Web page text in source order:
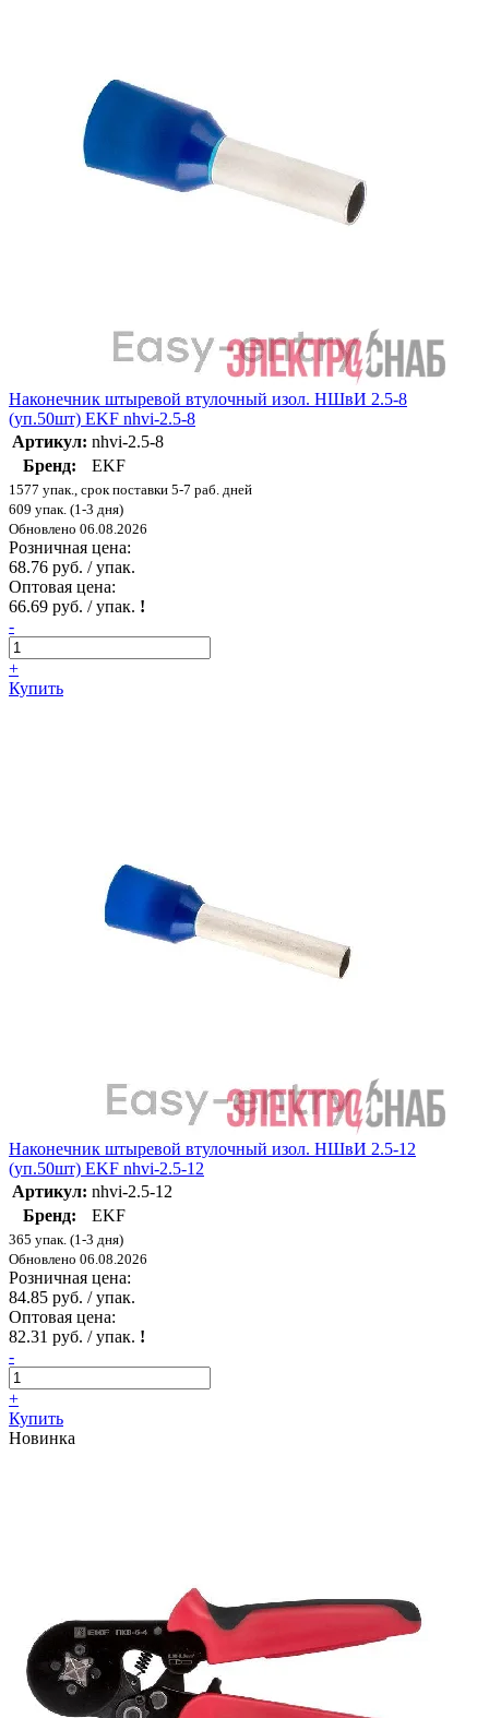
Наконечник штыревой втулочный изол. НШвИ 2.5-8
(уп.50шт) EKF nhvi-2.5-8
Артикул: nhvi-2.5-8
Бренд:
EKF
1577 упак., срок поставки 5-7 раб. дней
609 упак. (1-3 дня)
Обновлено 06.08.2026
Розничная цена:
68.76 руб. / упак.
Оптовая цена:
66.69 руб. / упак. !
-
+
Купить
Наконечник штыревой втулочный изол. НШвИ 2.5-12
(уп.50шт) EKF nhvi-2.5-12
Артикул: nhvi-2.5-12
Бренд:
EKF
365 упак. (1-3 дня)
Обновлено 06.08.2026
Розничная цена:
84.85 руб. / упак.
Оптовая цена:
82.31 руб. / упак. !
-
+
Купить
Новинка